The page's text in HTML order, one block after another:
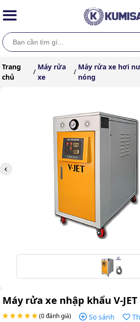
Trang
chủ
/
Máy rửa
xe
/
Máy rửa xe hơi
nóng
Máy rửa xe nhập khẩu V-JET
(0 đánh giá) So sánh